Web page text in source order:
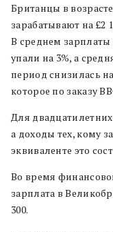
Британцы в
зарабатывают на £2
В среднем зарплаты
упали на 3%, а
период снизилась
которое по заказу
Для
а доходы тех, кому
эквиваленте это
Во время
зарплата в
300.